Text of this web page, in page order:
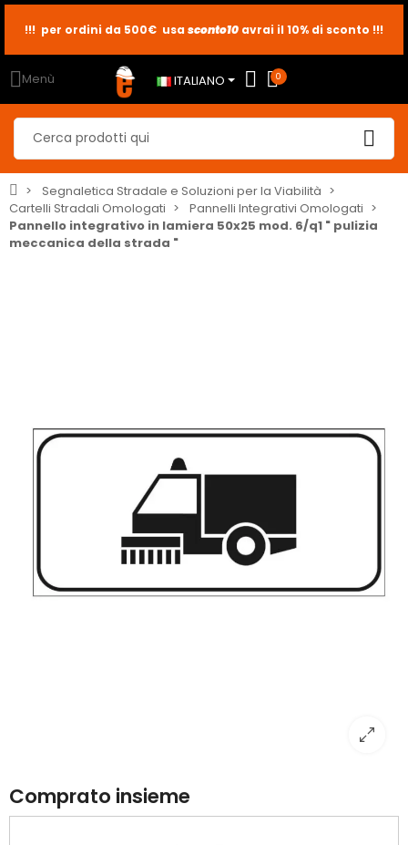
sconto2
sconto5
sconto10
Menù ITALIANO 0
Segnaletica Stradale e Soluzioni per la Viabilità
Cartelli Stradali Omologati
Pannelli Integrativi Omologati
Pannello integrativo in lamiera 50x25 mod. 6/q1 " pulizia
meccanica della strada "
Comprato insieme